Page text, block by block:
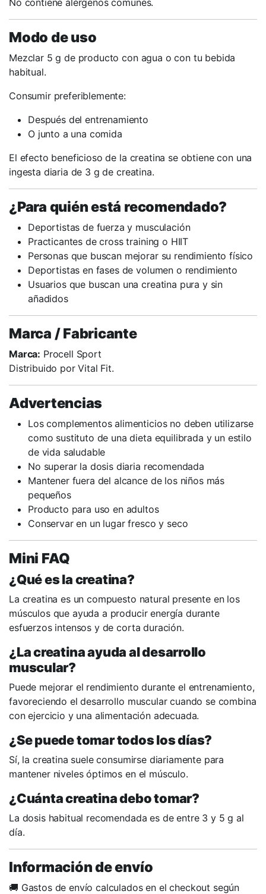
No contiene alérgenos comunes.
Modo de uso
Mezclar 5 g de producto con agua o con tu bebida
habitual.
Consumir preferiblemente:
Después del entrenamiento
O junto a una comida
El efecto beneficioso de la creatina se obtiene con una
ingesta diaria de 3 g de creatina.
¿Para quién está recomendado?
Deportistas de fuerza y musculación
Practicantes de cross training o HIIT
Personas que buscan mejorar su rendimiento físico
Deportistas en fases de volumen o rendimiento
Usuarios que buscan una creatina pura y sin
añadidos
Marca / Fabricante
Marca: Procell Sport
Distribuido por Vital Fit.
Advertencias
Los complementos alimenticios no deben utilizarse
como sustituto de una dieta equilibrada y un estilo
de vida saludable
No superar la dosis diaria recomendada
Mantener fuera del alcance de los niños más
pequeños
Producto para uso en adultos
Conservar en un lugar fresco y seco
Mini FAQ
¿Qué es la creatina?
La creatina es un compuesto natural presente en los
músculos que ayuda a producir energía durante
esfuerzos intensos y de corta duración.
¿La creatina ayuda al desarrollo
muscular?
Puede mejorar el rendimiento durante el entrenamiento,
favoreciendo el desarrollo muscular cuando se combina
con ejercicio y una alimentación adecuada.
¿Se puede tomar todos los días?
Sí, la creatina suele consumirse diariamente para
mantener niveles óptimos en el músculo.
¿Cuánta creatina debo tomar?
La dosis habitual recomendada es de entre 3 y 5 g al
día.
Información de envío
🚚 Gastos de envío calculados en el checkout según